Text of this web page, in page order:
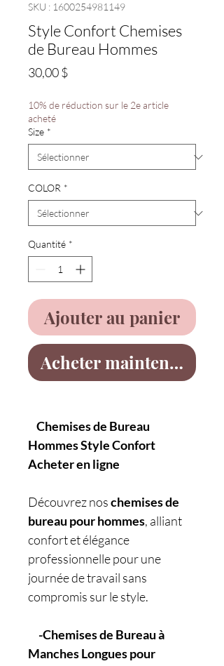
SKU : 1600254981149
Style Confort Chemises
de Bureau Hommes
30,00 $Prix
10% de réduction sur le 2e article
acheté
Size *
COLOR *
Quantité *
Ajouter au panier
Acheter maintenant
Chemises de Bureau
Hommes Style Confort
Acheter en ligne
Découvrez noschemises de
bureau pour hommes, alliant
confort et élégance
professionnelle pour une
journée de travail sans
compromis sur le style.
-Chemises de Bureau à
Manches Longues pour